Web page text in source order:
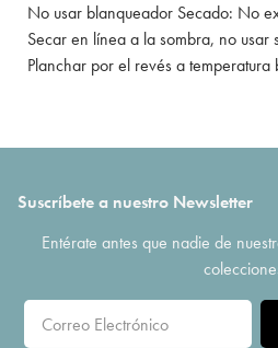
No usar blanqueador Secado: No
Secar en línea a la sombra, no usar
Planchar por el revés a temperatura
Suscríbete a nuestro Newsletter
Entérate antes que nadie de